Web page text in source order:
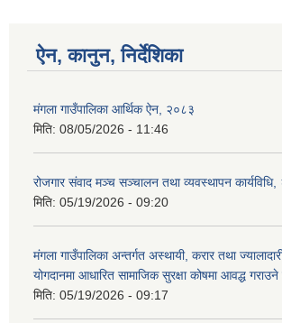
ऐन, कानुन, निर्देशिका
मंगला गाउँपालिका आर्थिक ऐन, २०८३
मिति: 08/05/2026 - 11:46
रोजगार संवाद मञ्च सञ्चालन तथा व्यवस्थापन
मिति: 05/19/2026 - 09:20
मंगला गाउँपालिका अन्तर्गत अस्थायी, करार तथा
योगदानमा आधारित सामाजिक सुरक्षा कोषमा आवद्ध
मिति: 05/19/2026 - 09:17